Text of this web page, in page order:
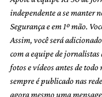
independente a se manter
Segurança e em 1º mão.
Assim, você será
com a equipe de
fotos e vídeos antes de
sempre é publicado nas
agora mesmo uma